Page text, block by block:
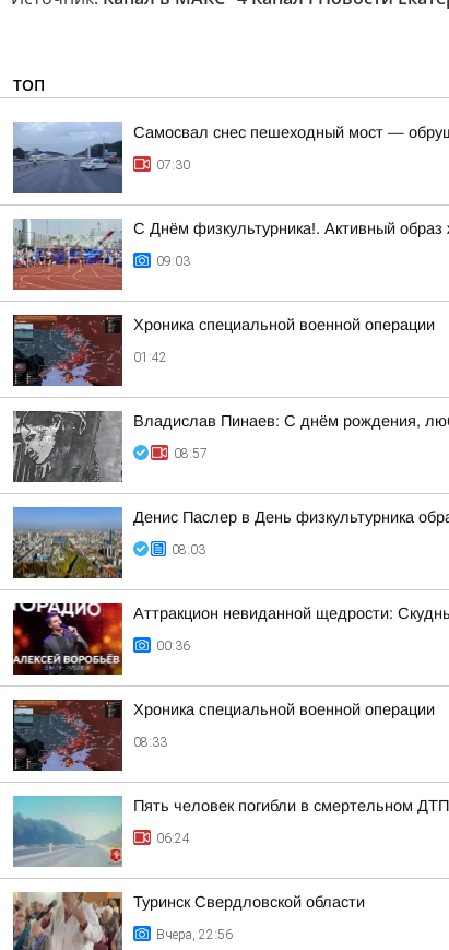
ТОП
Самосвал снес пешеходный мост —
07:30
С Днём физкультурника!. Активный
09:03
Хроника специальной военной операции
01:42
Владислав Пинаев: С днём рождения,
08:57
Денис Паслер в День физкультурника
08:03
Аттракцион невиданной щедрости:
00:36
Хроника специальной военной операции
08:33
Пять человек погибли в смертельном
06:24
Туринск Свердловской области
Вчера, 22:56